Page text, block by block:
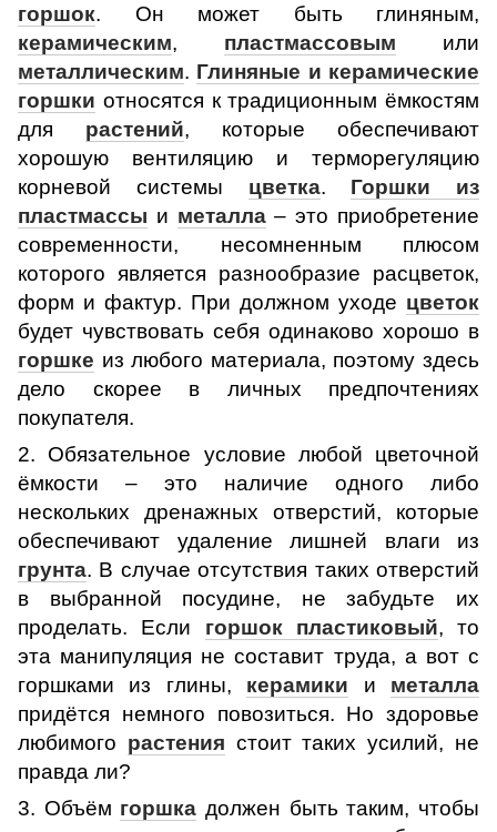
горшок. Он может быть глиняным,
керамическим, пластмассовым или
металлическим. Глиняные и керамические
горшки относятся к традиционным ёмкостям
для растений, которые обеспечивают
хорошую вентиляцию и терморегуляцию
корневой системы цветка. Горшки из
пластмассы и металла– это приобретение
современности, несомненным плюсом
которого является разнообразие расцветок,
форм и фактур. При должном уходе цветок
будет чувствовать себя одинаково хорошо в
горшке из любого материала, поэтому здесь
дело скорее в личных предпочтениях
покупателя.
2. Обязательное условие любой цветочной
ёмкости – это наличие одного либо
нескольких дренажных отверстий, которые
обеспечивают удаление лишней влаги из
грунта. В случае отсутствия таких отверстий
в выбранной посудине, не забудьте их
проделать. Если горшок пластиковый, то
эта манипуляция не составит труда, а вот с
горшками из глины, керамики и металла
придётся немного повозиться. Но здоровье
любимого растения стоит таких усилий, не
правда ли?
3. Объём горшка должен быть таким, чтобы